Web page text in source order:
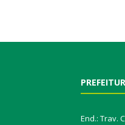
End.: Trav.